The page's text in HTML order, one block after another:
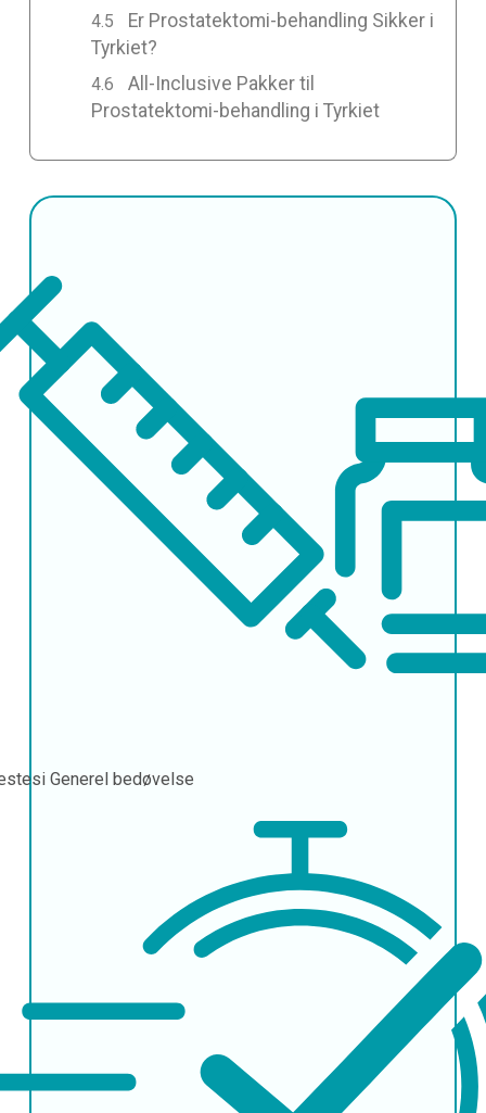
Er Prostatektomi-behandling Sikker i
Tyrkiet?
All-Inclusive Pakker til
Prostatektomi-behandling i Tyrkiet
Generel bedøvelse